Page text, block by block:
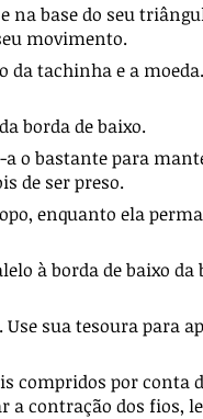
base do seu
movimento.
tachinha e a
borda de baixo.
o bastante para
de ser preso.
enquanto ela
à borda de baixo da
sua tesoura para
compridos por conta
a contração dos fios,